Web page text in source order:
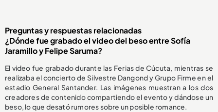
Preguntas y respuestas relacionadas
¿Dónde fue grabado el video del beso entre Sofía
Jaramillo y Felipe Saruma?
El video fue grabado durante las Ferias de Cúcuta, mientras se
realizaba el concierto de Silvestre Dangond y Grupo Firme en el
estadio General Santander. Las imágenes muestran a los dos
creadores de contenido compartiendo el evento y dándose un
beso, lo que desató rumores sobre un posible romance.